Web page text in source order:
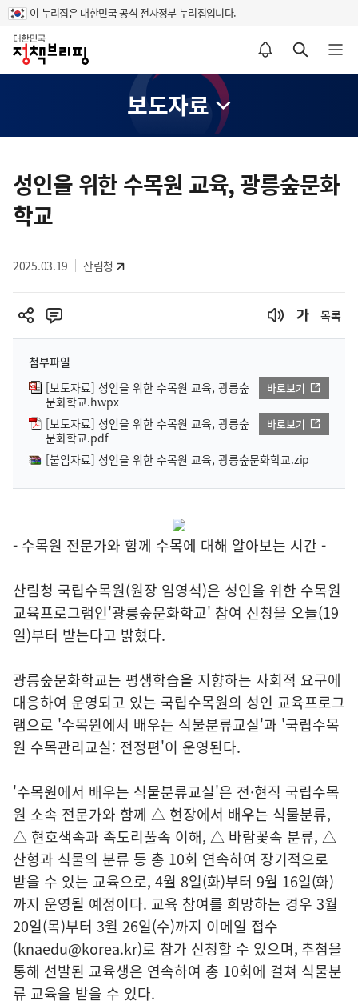
이 누리집은 대한민국 공식 전자정부 누리집입니다.
홈
알림설정 바로가기 검색 바로가기 메뉴 열기
보도자료
츠
영
성인을 위한 수목원 교육, 광릉숲문화
학교
2025.03.19 산림청
목록
첨부파일
[보도자료] 성인을 위한 수목원 교육, 광릉숲
문화학교.hwpx
바로보기
[보도자료] 성인을 위한 수목원 교육, 광릉숲
문화학교.pdf
바로보기
[붙임자료] 성인을 위한 수목원 교육, 광릉숲문화학교.zip
- 수목원 전문가와 함께 수목에 대해 알아보는 시간 -
산림청 국립수목원(원장 임영석)은 성인을 위한 수목원
교육프로그램인'광릉숲문화학교' 참여 신청을 오늘(19
일)부터 받는다고 밝혔다.
광릉숲문화학교는 평생학습을 지향하는 사회적 요구에
대응하여 운영되고 있는 국립수목원의 성인 교육프로그
램으로 '수목원에서 배우는 식물분류교실'과 '국립수목
원 수목관리교실: 전정편'이 운영된다.
'수목원에서 배우는 식물분류교실'은 전·현직 국립수목
원 소속 전문가와 함께 △ 현장에서 배우는 식물분류,
△ 현호색속과 족도리풀속 이해, △ 바람꽃속 분류, △
산형과 식물의 분류 등 총 10회 연속하여 장기적으로
받을 수 있는 교육으로, 4월 8일(화)부터 9월 16일(화)
까지 운영될 예정이다. 교육 참여를 희망하는 경우 3월
20일(목)부터 3월 26일(수)까지 이메일 접수
(knaedu@korea.kr)로 참가 신청할 수 있으며, 추첨을
통해 선발된 교육생은 연속하여 총 10회에 걸쳐 식물분
류 교육을 받을 수 있다.